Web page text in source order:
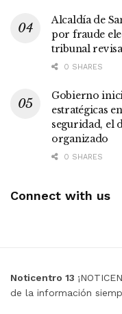
Alcaldía de
por fraude
tribunal
0 SHARES
Gobierno
estratégicas
seguridad, el
organizado
0 SHARES
Connect with us
Noticentro 13
de la información